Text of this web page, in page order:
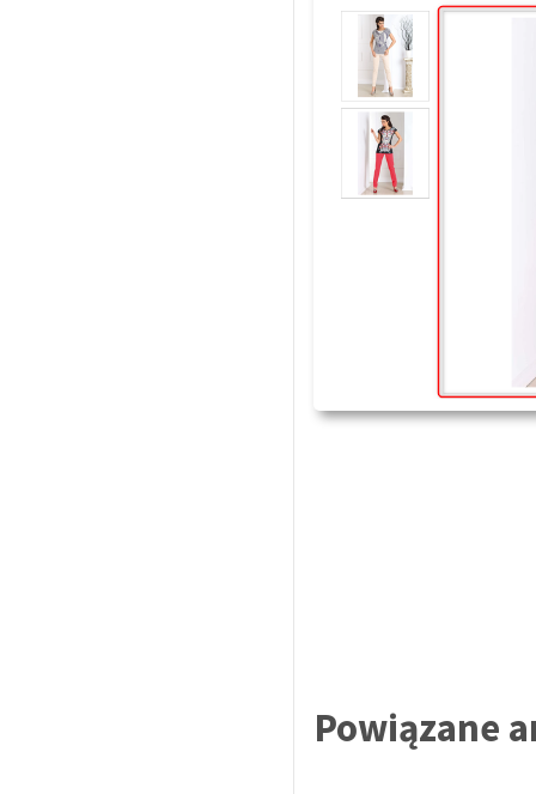
Powiązane